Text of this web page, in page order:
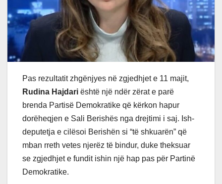
Pas rezultatit zhgënjyes në zgjedhjet e 11 majit,
Rudina Hajdari është një ndër zërat e parë
brenda Partisë Demokratike që kërkon hapur
dorëheqjen e Sali Berishës nga drejtimi i saj. Ish-
deputetja e cilësoi Berishën si “të shkuarën” që
mban rreth vetes njerëz të bindur, duke theksuar
se zgjedhjet e fundit ishin një hap pas për Partinë
Demokratike.